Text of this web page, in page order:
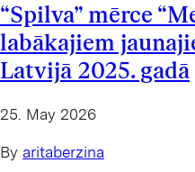
“Spilva” mērce
labākajiem
Latvijā 2025. gadā
25. May 2026
By aritaberzina